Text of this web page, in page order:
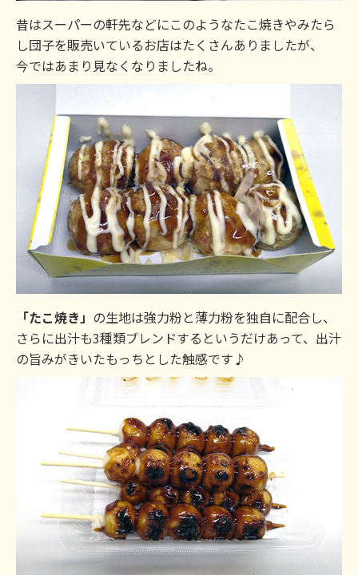
昔はスーパーの軒先などにこのようなたこ焼きやみたら
し団子を販売いているお店はたくさんありましたが、
今ではあまり見なくなりましたね。
「たこ焼き」 の生地は強力粉と薄力粉を独自に配合し、
さらに出汁も3種類ブレンドするというだけあって、出汁
の旨みがきいたもっちとした触感です♪